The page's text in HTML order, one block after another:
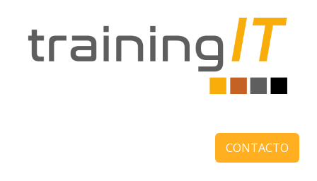
CONTACTO